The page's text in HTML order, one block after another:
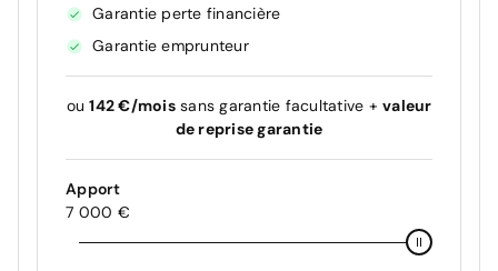
Garantie perte financière
Garantie emprunteur
ou142 €/moissans garantie facultative + valeur
de reprise garantie
Apport
7 000 €